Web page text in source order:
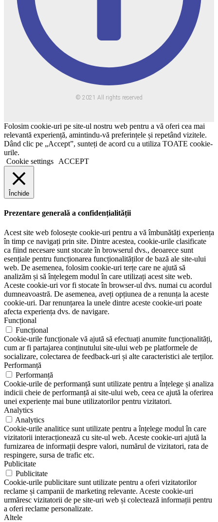
© 2021 All rights reserved
Folosim cookie-uri pe site-ul nostru web pentru a vă oferi cea mai
relevantă experiență, amintindu-vă preferințele și repetând vizitele.
Dând clic pe „Accept”, sunteți de acord cu a utiliza TOATE cookie-
urile.
Cookie settings
ACCEPT
Închide
Prezentare generală a confidențialității
Acest site web folosește cookie-uri pentru a vă îmbunătăți experiența
în timp ce navigați prin site. Dintre acestea, cookie-urile clasificate
ca fiind necesare sunt stocate în browserul dvs., deoarece sunt
esențiale pentru funcționarea funcționalităților de bază ale site-ului
web. De asemenea, folosim cookie-uri terțe care ne ajută să
analizăm și să înțelegem modul în care utilizați acest site web.
Aceste cookie-uri vor fi stocate în browser-ul dvs. numai cu acordul
dumneavoastră. De asemenea, aveți opțiunea de a renunța la aceste
cookie-uri. Dar renunțarea la unele dintre aceste cookie-uri poate
afecta experiența dvs. de navigare.
Funcțional
Funcțional
Cookie-urile funcționale vă ajută să efectuați anumite funcționalități,
cum ar fi partajarea conținutului site-ului web pe platformele de
socializare, colectarea de feedback-uri și alte caracteristici ale terților.
Performanță
Performanță
Cookie-urile de performanță sunt utilizate pentru a înțelege și analiza
indicii cheie de performanță ai site-ului web, ceea ce ajută la oferirea
unei experiențe mai bune utilizatorilor pentru vizitatori.
Analytics
Analytics
Cookie-urile analitice sunt utilizate pentru a înțelege modul în care
vizitatorii interacționează cu site-ul web. Aceste cookie-uri ajută la
furnizarea de informații despre valori, numărul de vizitatori, rata de
respingere, sursa de trafic etc.
Publicitate
Publicitate
Cookie-urile publicitare sunt utilizate pentru a oferi vizitatorilor
reclame și campanii de marketing relevante. Aceste cookie-uri
urmăresc vizitatorii de pe site-uri web și colectează informații pentru
a oferi reclame personalizate.
Altele